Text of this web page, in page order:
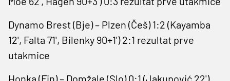
Dynamo Brest (Bje) – Plzen (Češ) 1:2 (Kayamba
12', Falta 71', Bilenky 90+1') 2:1 rezultat prve
utakmice
Honka (Fin) – Domžale (Slo) 0:1 (Jakupović 22')